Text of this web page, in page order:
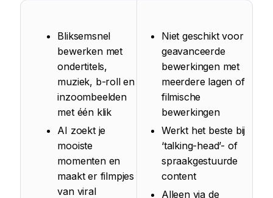
Bliksemsnel
bewerken met
ondertitels,
muziek, b-roll en
inzoombeelden
met één klik
AI zoekt je
mooiste
momenten en
maakt er filmpjes
van viral
Niet geschikt voor
geavanceerde
bewerkingen met
meerdere lagen of
filmische
bewerkingen
Werkt het beste bij
‘talking-head’- of
spraakgestuurde
content
Alleen via de